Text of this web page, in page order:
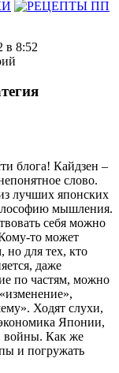
в 8:52
блога! Кайдзен –
слово.
лучших японских
мышления.
себя можно
то может
но для тех, кто
даже
по частям, можно
Ходят слухи,
Японии,
войны. Как же
и погружать